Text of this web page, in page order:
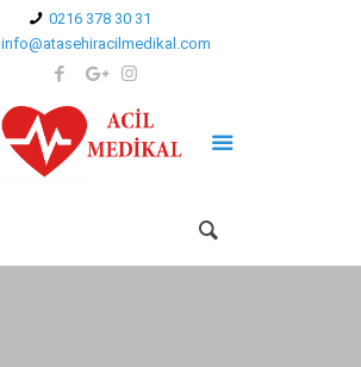
0216 378 30 31
info@atasehiracilmedikal.com